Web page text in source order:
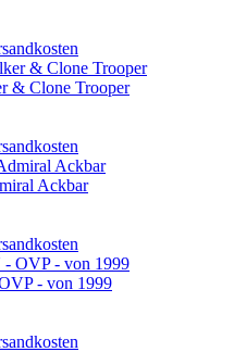
& Clone Trooper
Ackbar
- von 1999